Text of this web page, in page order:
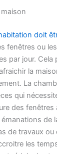
maison
doit
fenêtres ou
par jour. Cela
la
La
qui
des
de
de travaux
les